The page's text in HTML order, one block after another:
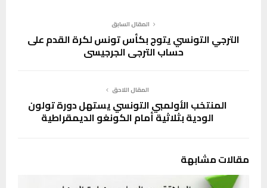
المقال السابق
الترجي التونسي يتوج بكأس تونس لكرة القدم على
حساب الترجي الجرجيسي
المقال اللاحق
المنتخب الأولمبي التونسي يستهل دورة تولون
الودية بثلاثية أمام الكونغو الديمقراطية
مقالات مشابهة